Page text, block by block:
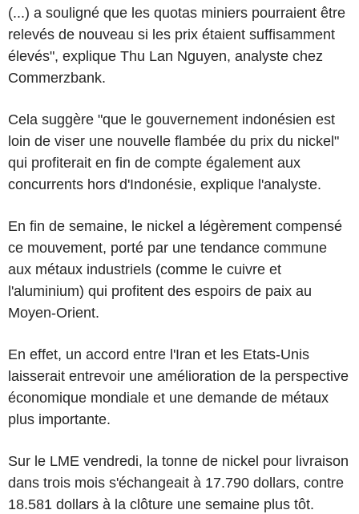
(...) a souligné que les quotas miniers pourraient être
relevés de nouveau si les prix étaient suffisamment
élevés", explique Thu Lan Nguyen, analyste chez
Commerzbank.
Cela suggère "que le gouvernement indonésien est
loin de viser une nouvelle flambée du prix du nickel"
qui profiterait en fin de compte également aux
concurrents hors d'Indonésie, explique l'analyste.
En fin de semaine, le nickel a légèrement compensé
ce mouvement, porté par une tendance commune
aux métaux industriels (comme le cuivre et
l'aluminium) qui profitent des espoirs de paix au
Moyen-Orient.
En effet, un accord entre l'Iran et les Etats-Unis
laisserait entrevoir une amélioration de la perspective
économique mondiale et une demande de métaux
plus importante.
Sur le LME vendredi, la tonne de nickel pour livraison
dans trois mois s'échangeait à 17.790 dollars, contre
18.581 dollars à la clôture une semaine plus tôt.